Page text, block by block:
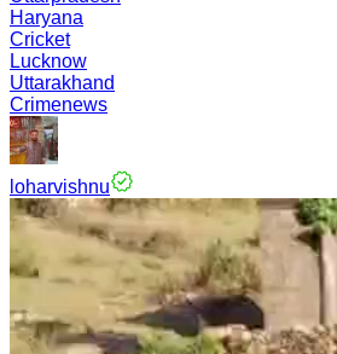
Haryana
Cricket
Lucknow
Uttarakhand
Crimenews
loharvishnu